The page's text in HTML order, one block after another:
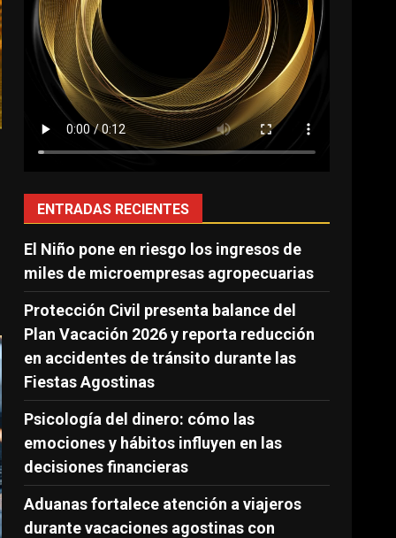
ENTRADAS RECIENTES
El Niño pone en riesgo los ingresos de
miles de microempresas agropecuarias
Protección Civil presenta balance del
Plan Vacación 2026 y reporta reducción
en accidentes de tránsito durante las
Fiestas Agostinas
Psicología del dinero: cómo las
emociones y hábitos influyen en las
decisiones financieras
Aduanas fortalece atención a viajeros
durante vacaciones agostinas con